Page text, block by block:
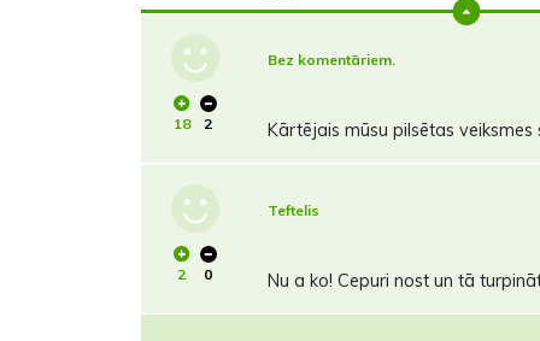
18 2
Bez komentāriem.
Kārtējais mūsu pilsētas veiksmes
2 0
Teftelis
Nu a ko! Cepuri nost un tā